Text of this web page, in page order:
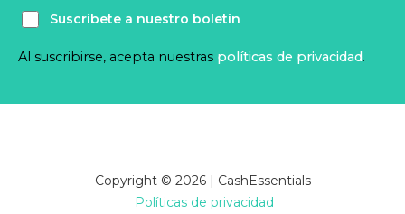
Suscríbete a nuestro boletín
Al suscribirse, acepta nuestras políticas de privacidad.
Copyright © 2026 | CashEssentials
Políticas de privacidad